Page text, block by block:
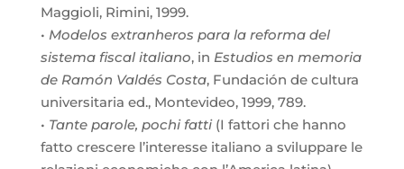
Maggioli, Rimini, 1999.
• Modelos extranheros para la reforma del
sistema fiscal italiano, in Estudios en memoria
de Ramón Valdés Costa, Fundación de cultura
universitaria ed., Montevideo, 1999, 789.
• Tante parole, pochi fatti(I fattori che hanno
fatto crescere l’interesse italiano a sviluppare le